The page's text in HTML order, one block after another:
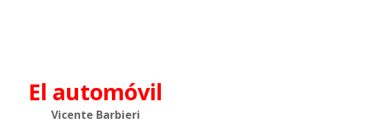
El automóvil
Vicente Barbieri